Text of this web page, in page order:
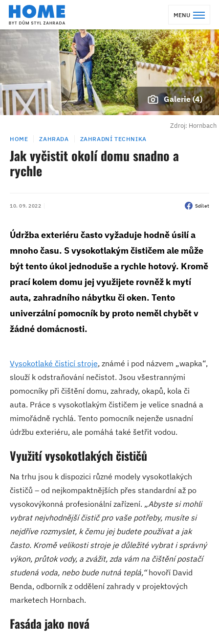
MENU
Galerie (4)
Zdroj: Hornbach
HOME ZAHRADA ZAHRADNÍ TECHNIKA
Jak vyčistit okolí domu snadno a
rychle
10. 09. 2022 Sdílet
Údržba exteriéru často vyžaduje hodně úsilí a
mnoho času. S vysokotlakým čističem ale může
být tento úkol jednoduše a rychle hotový. Kromě
prací kolem domu jej využijete rovněž k mytí
auta, zahradního nábytku či oken. Tento
univerzální pomocník by proto neměl chybět v
žádné domácnosti.
Vysokotlaké čisticí stroje, známé i pod názvem „wapka“,
slouží k odstraňování nečistot. Jsou všestrannými
pomocníky při čištění domu, zahrady, okapů, kola či
auta. Práce s vysokotlakým čističem je velice snadná a
mimořádně rychlá. Tento pomocník nejenže usnadní
údržbu exteriéru, ale pomáhá také šetřit vodou.
Využití vysokotlakých čističů
Na trhu jsou k dispozici různé modely vysokotlakých
čističů – od nejkompaktnějších přes standardní až po
vysokovýkonná profesionální zařízení. „Abyste si mohli
vybrat nejvhodnější čistič pro vaše potřeby, musíte si
nejdříve rozmyslet, k čemu jej budete používat a jak
často. Kromě velikosti stroje je důležité vybrat i správný
výkon, průtok vody, a zvážit, zda vám na čištění postačí
studená voda, nebo bude nutná teplá,“hovoří David
Benda, odborník z oddělení zahrady v projektových
marketech Hornbach.
Fasáda jako nová